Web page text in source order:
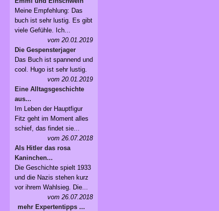
Meine Empfehlung: Das
buch ist sehr lustig. Es gibt
viele Gefühle. Ich...
vom 20.01.2019
Die Gespensterjager
Das Buch ist spannend und
cool. Hugo ist sehr lustig.
vom 20.01.2019
Eine Alltagsgeschichte
aus...
Im Leben der Hauptfigur
Fitz geht im Moment alles
schief, das findet sie...
vom 26.07.2018
Als Hitler das rosa
Kaninchen...
Die Geschichte spielt 1933
und die Nazis stehen kurz
vor ihrem Wahlsieg. Die...
vom 26.07.2018
mehr Expertentipps ...